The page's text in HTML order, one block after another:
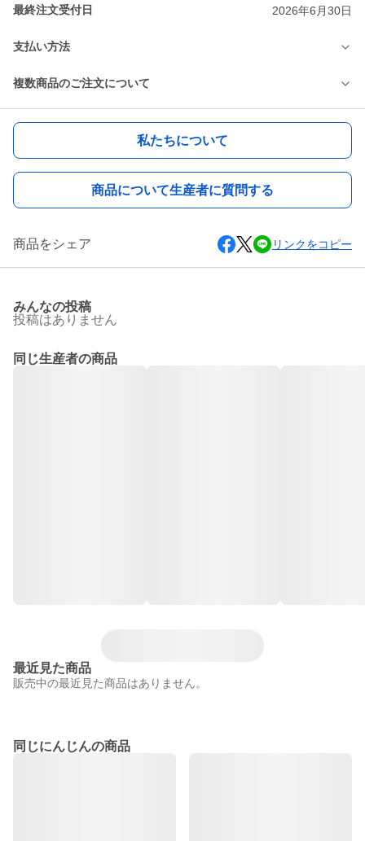
最終注文受付日 2026年6月30日
支払い方法
複数商品のご注文について
私たちについて
商品について生産者に質問する
商品をシェア リンクをコピー
みんなの投稿
投稿はありません
同じ生産者の商品
最近見た商品
販売中の最近見た商品はありません。
同じにんじんの商品